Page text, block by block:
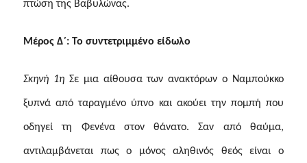
πτώση της Βαβυλώνας.
Μέρος Δ΄: Το συντετριμμένο είδωλο
Σκηνή 1ηΣε μια αίθουσα των ανακτόρων ο Ναμπούκκο
ξυπνά από ταραγμένο ύπνο και ακούει την πομπή που
οδηγεί τη Φενένα στον θάνατο. Σαν από θαύμα,
αντιλαμβάνεται πως ο μόνος αληθινός θεός είναι ο